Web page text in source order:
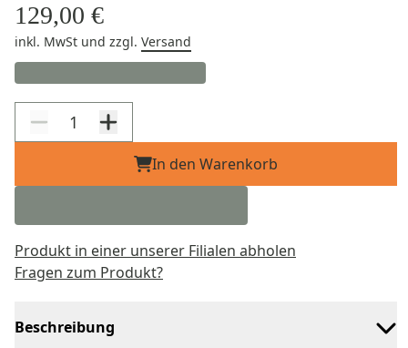
129,00 €
inkl. MwSt und zzgl. Versand
In den Warenkorb
Produkt in einer unserer Filialen abholen
Fragen zum Produkt?
Beschreibung